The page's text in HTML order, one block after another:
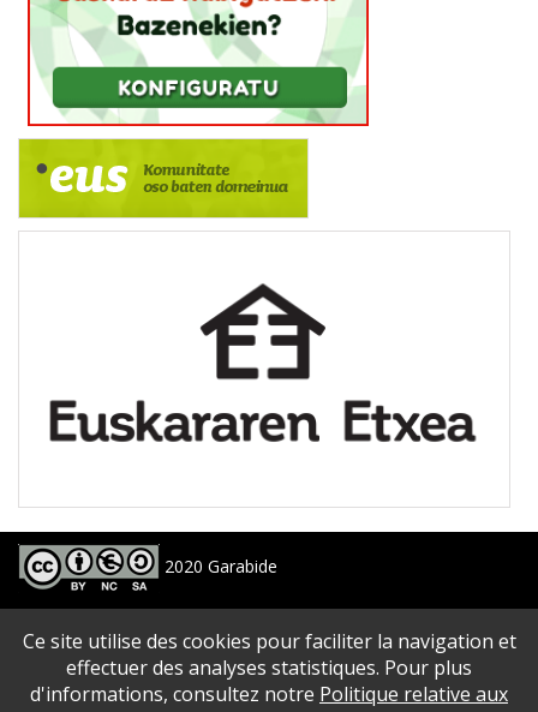
2020 Garabide
Larrin Plaza 1, 20550 Aretxabaleta, Gipuzkoa
688 63 24 33 / 943 250 397
garabide[arroba]garabide[puntu]eus
PLAN DU SITE | ACCESSIBILITé | AVERTISSEMENT | POLITIQUE DE CONFIDENTIALITé |
Ce site utilise des cookies pour faciliter la navigation et
effectuer des analyses statistiques. Pour plus
d'informations, consultez notre Politique relative aux